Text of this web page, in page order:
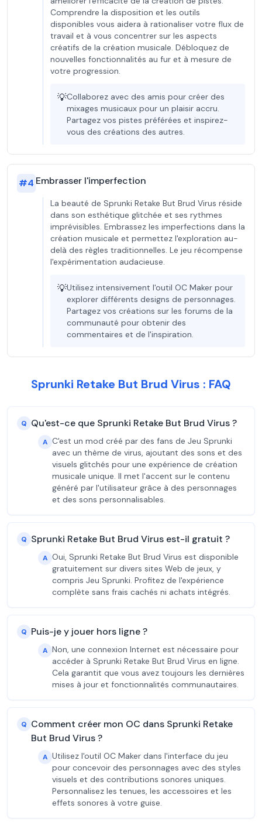
Comprendre la disposition et les outils
disponibles vous aidera à rationaliser votre flux de
travail et à vous concentrer sur les aspects
créatifs de la création musicale. Débloquez de
nouvelles fonctionnalités au fur et à mesure de
votre progression.
💡Collaborez avec des amis pour créer des
mixages musicaux pour un plaisir accru.
Partagez vos pistes préférées et inspirez-
vous des créations des autres.
#4 Embrasser l'imperfection
La beauté de Sprunki Retake But Brud Virus réside
dans son esthétique glitchée et ses rythmes
imprévisibles. Embrassez les imperfections dans la
création musicale et permettez l'exploration au-
delà des règles traditionnelles. Le jeu récompense
l'expérimentation audacieuse.
💡Utilisez intensivement l'outil OC Maker pour
explorer différents designs de personnages.
Partagez vos créations sur les forums de la
communauté pour obtenir des
commentaires et de l'inspiration.
Sprunki Retake But Brud Virus : FAQ
Q Qu'est-ce que Sprunki Retake But Brud Virus ?
A C'est un mod créé par des fans de Jeu Sprunki
avec un thème de virus, ajoutant des sons et des
visuels glitchés pour une expérience de création
musicale unique. Il met l'accent sur le contenu
généré par l'utilisateur grâce à des personnages
et des sons personnalisables.
Q Sprunki Retake But Brud Virus est-il gratuit ?
A Oui, Sprunki Retake But Brud Virus est disponible
gratuitement sur divers sites Web de jeux, y
compris Jeu Sprunki. Profitez de l'expérience
complète sans frais cachés ni achats intégrés.
Q Puis-je y jouer hors ligne ?
A Non, une connexion Internet est nécessaire pour
accéder à Sprunki Retake But Brud Virus en ligne.
Cela garantit que vous avez toujours les dernières
mises à jour et fonctionnalités communautaires.
Q Comment créer mon OC dans Sprunki Retake
But Brud Virus ?
A Utilisez l'outil OC Maker dans l'interface du jeu
pour concevoir des personnages avec des styles
visuels et des contributions sonores uniques.
Personnalisez les tenues, les accessoires et les
effets sonores à votre guise.